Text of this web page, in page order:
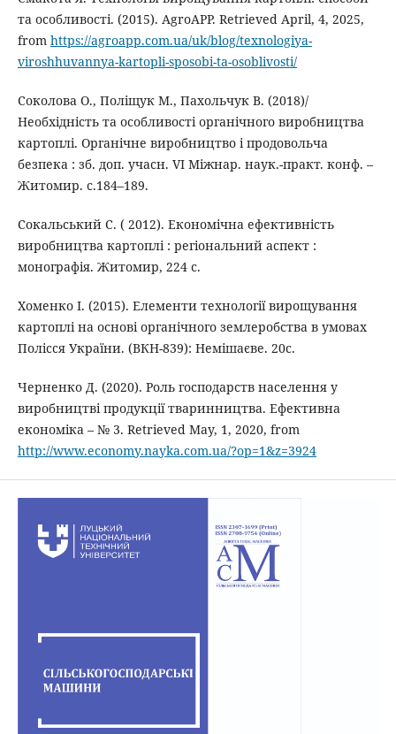
та особливості. (2015). AgroAPP. Retrieved April, 4, 2025,
from https://agroapp.com.ua/uk/blog/texnologiya-
viroshhuvannya-kartopli-sposobi-ta-osoblivosti/
Соколова О., Поліщук М., Пахольчук В. (2018)/
Необхідність та особливості органічного виробництва
картоплі. Органічне виробництво і продовольча
безпека : зб. доп. учасн. VI Міжнар. наук.-практ. конф. –
Житомир. c.184–189.
Сокальський С. ( 2012). Економічна ефективність
виробництва картоплі : регіональний аспект :
монографія. Житомир, 224 с.
Хоменко І. (2015). Елементи технології вирощування
картоплі на основі органічного землеробства в умовах
Полісся України. (ВКН-839): Немішаєве. 20c.
Черненко Д. (2020). Роль господарств населення у
виробництві продукції тваринництва. Ефективна
економіка – № 3. Retrieved May, 1, 2020, from
http://www.economy.nayka.com.ua/?op=1&z=3924